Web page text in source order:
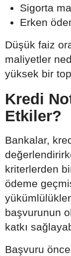
Sigorta
Erken
Düşük faiz
maliyetler
yüksek bir
Kredi
Etkiler?
Bankalar,
kriterlerden
ödeme
başvurunun
katkı
Başvuru